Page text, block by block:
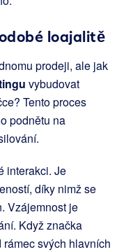
loajalitě
prodeji, ale jak
vybudovat
Tento proces
podnětu na
interakci. Je
díky nimž se
Vzájemnost je
Když značka
svých hlavních